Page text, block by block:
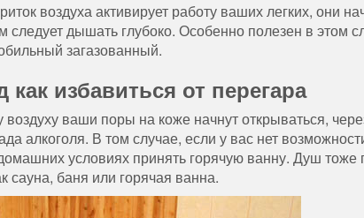
воздуха активирует работу ваших легких, они
дышать глубоко. Особенно полезен в этом
загазованный.
избавиться от перегара
ваши поры на коже начнут открываться,
алкоголя. В том случае, если у вас нет
условиях принять горячую ванну. Душ тоже
сауна, баня или горячая ванна.